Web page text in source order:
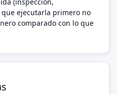
ejecutarla primero no
comparado con lo que